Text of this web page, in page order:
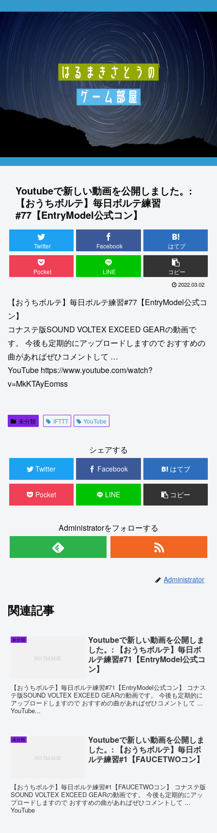
Youtubeで新しい動画を公開しました。:
【おうちボルテ】毎日ボルテ練習
#77【EntryModel公式コン】
Twitter Facebook はてブ
Pocket LINE コピー
2022.03.02
【おうちボルテ】毎日ボルテ練習#77【EntryModel公式コ
ン】
コナステ版SOUND VOLTEX EXCEED GEARの動画で
す。 今後も定期的にアップロードしますので おすすめの
曲があればぜひコメントして …
YouTube https://www.youtube.com/watch?
v=MkKTAyEomss
未分類 IFTTT YouTube
シェアする
Twitter Facebook はてブ
Pocket LINE コピー
Administratorをフォローする
Administrator
関連記事
未分類
Youtubeで新しい動画を公開しま
した。: 【おうちボルテ】毎日ボ
ルテ練習#71【EntryModel公式コ
ン】
【おうちボルテ】毎日ボルテ練習#71【EntryModel公式コン】 コナス
テ版SOUND VOLTEX EXCEED GEARの動画です。 今後も定期的に
アップロードしますので おすすめの曲があればぜひコメントして ...
YouTube...
未分類
Youtubeで新しい動画を公開しま
した。: 【おうちボルテ】毎日ボ
ルテ練習#1【FAUCETWOコン】
【おうちボルテ】毎日ボルテ練習#1【FAUCETWOコン】 コナステ版
SOUND VOLTEX EXCEED GEARの動画です。 今後も定期的にアッ
プロードしますので おすすめの曲があればぜひコメントして ...
YouTube